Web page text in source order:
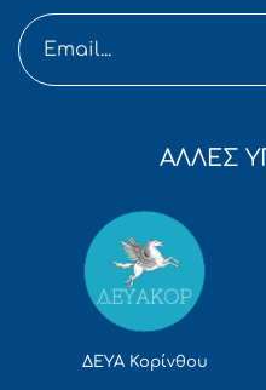
ΑΛΛΕΣ
ΔΕΥΑ Κορίνθου